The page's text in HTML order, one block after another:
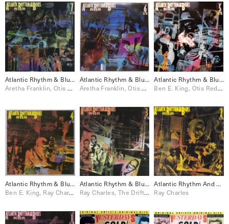
Atlantic Rhythm & Blues: 1947-1974 [Disc 7]
Aretha Franklin, Otis Redding, Wilson Pickett
Atlantic Rhythm & Blues: 1947-1974 [Disc 6]
Aretha Franklin, Otis Redding, Wilson Pickett
Atlantic Rhythm & Blues: 1947-1974 [Disc 5]
Ben E. King, Otis Redding, The Drifters
Atlantic Rhythm & Blues: 1947-1974 [Disc 4]
Ben E. King, Ray Charles, The Drifters
Atlantic Rhythm & Blues: 1947-1974 [Disc 3]
Ray Charles, The Drifters
Atlantic Rhythm And Blues: 1947-1974 [Disc 2]
Ray Charles